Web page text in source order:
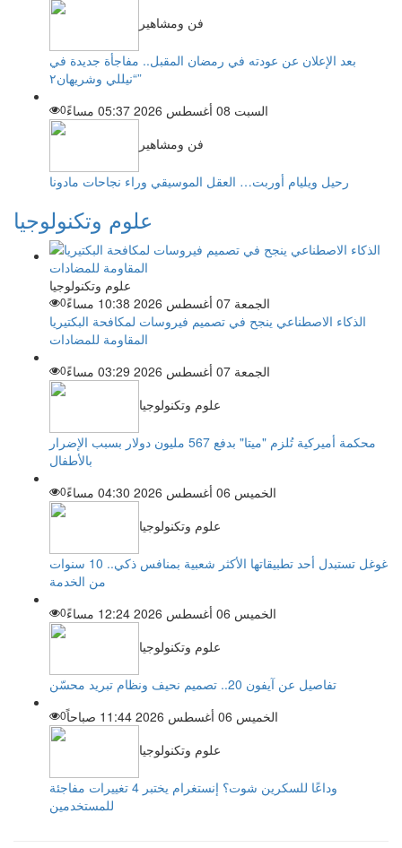
فن ومشاهير
بعد الإعلان عن عودته في رمضان المقبل.. مفاجأة جديدة في
“نيللي وشريهان٢”
السبت 08 أغسطس 2026 05:37 مساءً
0
فن ومشاهير
رحيل ويليام أوربت… العقل الموسيقي وراء نجاحات مادونا
علوم وتكنولوجيا
علوم وتكنولوجيا
الجمعة 07 أغسطس 2026 10:38 مساءً
0
الذكاء الاصطناعي ينجح في تصميم فيروسات لمكافحة البكتيريا
المقاومة للمضادات
الجمعة 07 أغسطس 2026 03:29 مساءً
0
علوم وتكنولوجيا
محكمة أميركية تُلزم "ميتا" بدفع 567 مليون دولار بسبب الإضرار
بالأطفال
الخميس 06 أغسطس 2026 04:30 مساءً
0
علوم وتكنولوجيا
غوغل تستبدل أحد تطبيقاتها الأكثر شعبية بمنافس ذكي.. 10 سنوات
من الخدمة
الخميس 06 أغسطس 2026 12:24 مساءً
0
علوم وتكنولوجيا
تفاصيل عن آيفون 20.. تصميم نحيف ونظام تبريد محسّن
الخميس 06 أغسطس 2026 11:44 صباحاً
0
علوم وتكنولوجيا
وداعًا للسكرين شوت؟ إنستغرام يختبر 4 تغييرات مفاجئة
للمستخدمين